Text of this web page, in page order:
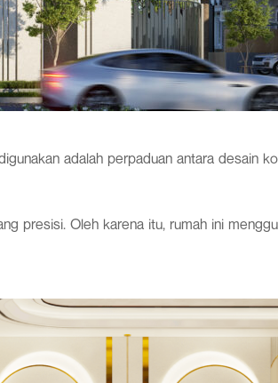
adalah perpaduan antara desain
presisi. Oleh karena itu, rumah ini